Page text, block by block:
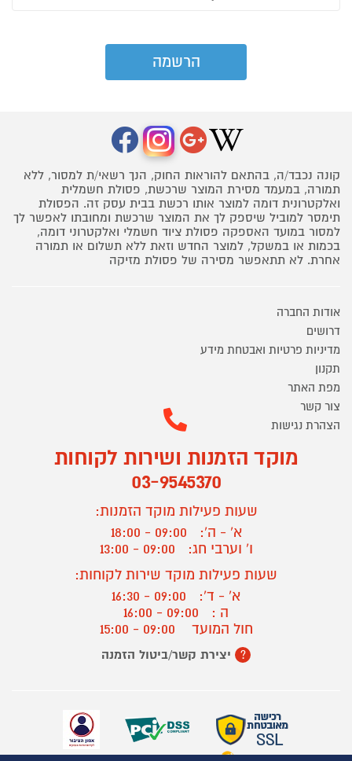
קונה נכבד/ה, בהתאם להוראות החוק, הנך רשאי/ת למסור, ללא
תמורה, במעמד מסירת המוצר שרכשת, פסולת חשמלית
ואלקטרונית דומה למוצר אותו רכשת בבית עסק זה. הפסולת
תימסר למוביל שיספק לך את המוצר שרכשת ומחובתו לאפשר לך
למסור במועד האספקה פסולת ציוד חשמלי ואלקטרוני דומה,
בכמות או במשקל, למוצר החדש וזאת ללא תשלום או תמורה
אחרת. לא תתאפשר מסירה של פסולת מזיקה
אודות החברה
דרושים
מדיניות פרטיות ואבטחת מידע
תקנון
מפת האתר
צור קשר
הצהרת נגישות
מוקד הזמנות ושירות לקוחות
03-9545370
שעות פעילות מוקד הזמנות:
א' - ה':
09:00 - 18:00
ו' וערבי חג:
09:00 - 13:00
שעות פעילות מוקד שירות לקוחות:
א' - ד':
09:00 - 16:30
ה :
09:00 - 16:00
חול המועד
? יצירת קשר/ביטול הזמנה